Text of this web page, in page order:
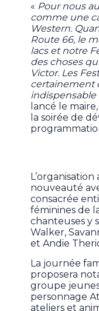
« Pour nous
comme une
Western.
Route 66, le
lacs et notre
des choses
Victor. Les
certainement
lancé le
la soirée de
nouveauté
consacrée
féminines de
chanteuses y
Walker,
et Andie
La journée
proposera
groupe
personnage
ateliers et